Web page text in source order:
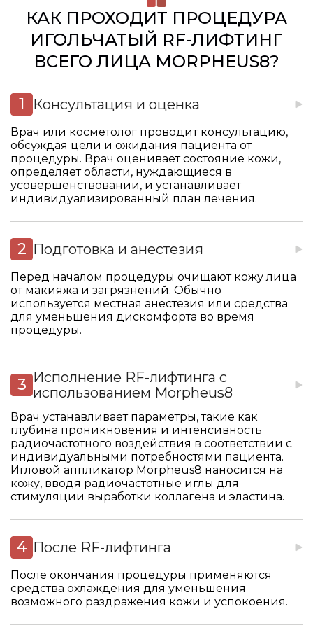
КАК ПРОХОДИТ ПРОЦЕДУРА
ИГОЛЬЧАТЫЙ RF-ЛИФТИНГ
ВСЕГО ЛИЦА MORPHEUS8?
Консультация и оценка
Врач или косметолог проводит консультацию,
обсуждая цели и ожидания пациента от
процедуры. Врач оценивает состояние кожи,
определяет области, нуждающиеся в
усовершенствовании, и устанавливает
индивидуализированный план лечения.
Подготовка и анестезия
Перед началом процедуры очищают кожу лица
от макияжа и загрязнений. Обычно
используется местная анестезия или средства
для уменьшения дискомфорта во время
процедуры.
Исполнение RF-лифтинга с
использованием Morpheus8
Врач устанавливает параметры, такие как
глубина проникновения и интенсивность
радиочастотного воздействия в соответствии с
индивидуальными потребностями пациента.
Игловой аппликатор Morpheus8 наносится на
кожу, вводя радиочастотные иглы для
стимуляции выработки коллагена и эластина.
После RF-лифтинга
После окончания процедуры применяются
средства охлаждения для уменьшения
возможного раздражения кожи и успокоения.